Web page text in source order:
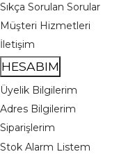
Sıkça Sorulan Sorular
Müşteri Hizmetleri
İletişim
HESABIM
Üyelik Bilgilerim
Adres Bilgilerim
Siparişlerim
Stok Alarm Listem